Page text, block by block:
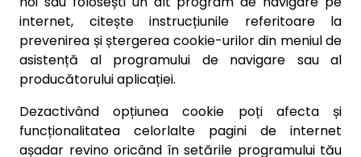
internet, citește instrucțiunile referitoare la
prevenirea și ștergerea cookie-urilor din meniul de
asistență al programului de navigare sau al
producătorului aplicației.
Dezactivând opțiunea cookie poți afecta și
funcționalitatea celorlalte pagini de internet
așadar revino oricând în setările programului tău